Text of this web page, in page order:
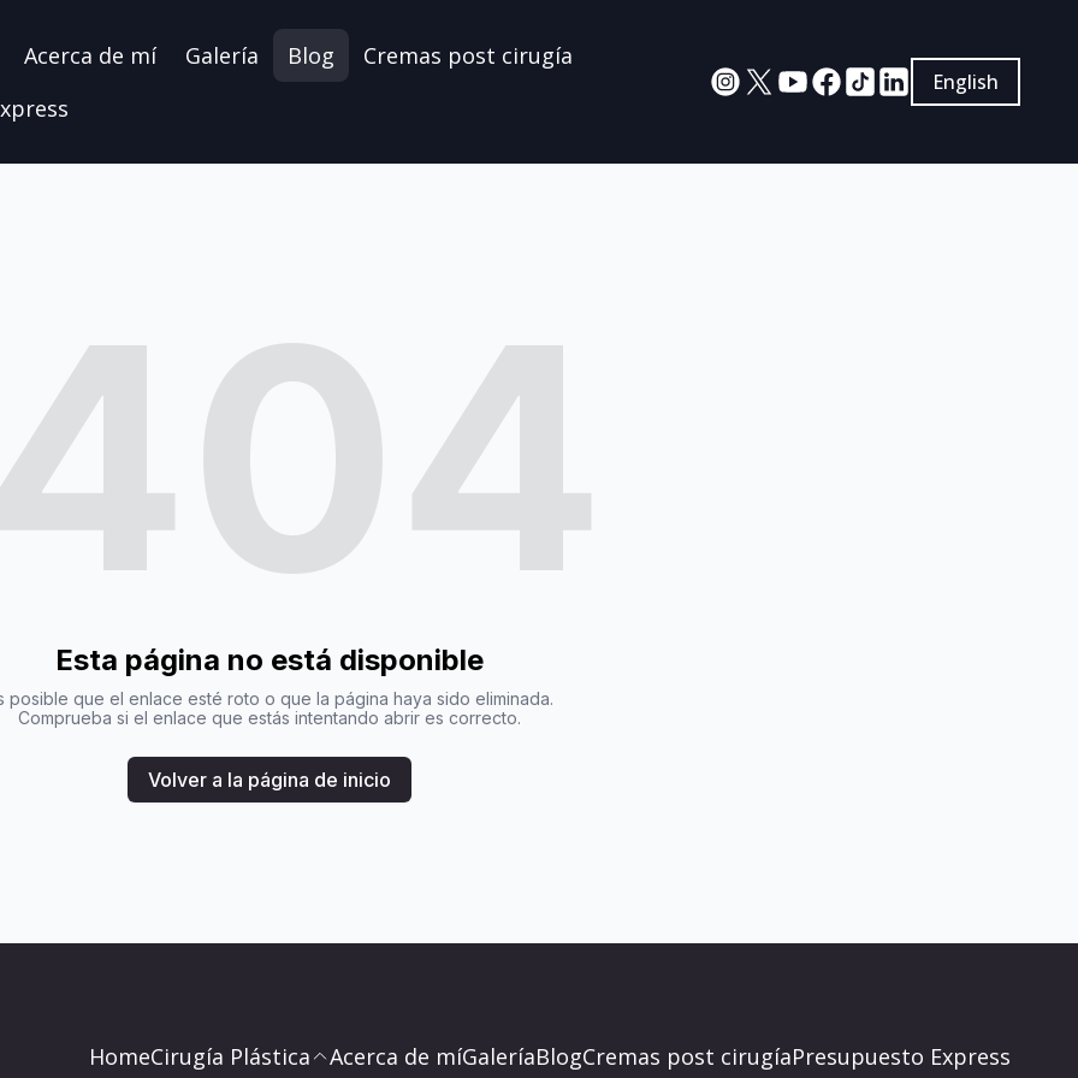
Acerca de mí Galería Blog
Cremas post cirugía
English
Esta página no está disponible
posible que el enlace esté roto o que la página haya sido eliminada.
Comprueba si el enlace que estás intentando abrir es correcto.
Volver a la página de inicio
HomeCirugía Plástica Acerca de míGaleríaBlogCremas post cirugíaPresupuesto Express